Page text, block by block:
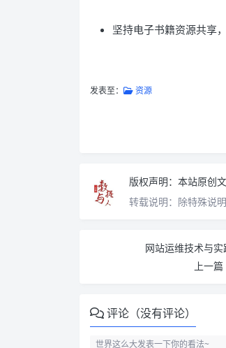
坚持电子书籍资源共享
发表至： 资源
版权声明： 本站原创
转载说明： 除特殊说
网站运维技术与实
上一篇
评论（没有评论）